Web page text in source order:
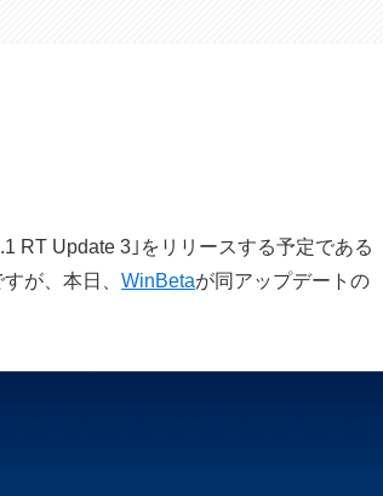
RT Update 3｣をリリースする予定である
が、本日、 WinBetaが同アップデートの